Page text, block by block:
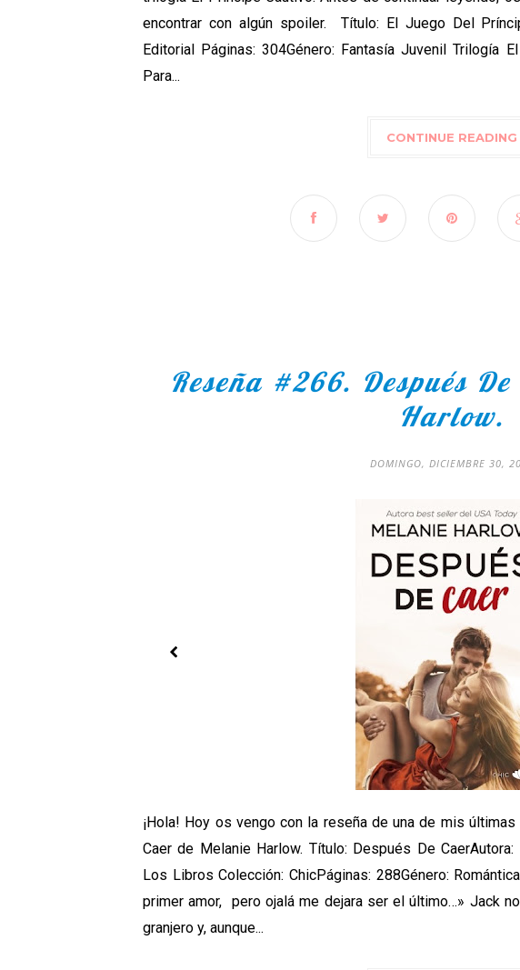
encontrar con algún spoiler. Título: El Juego Del
Editorial Páginas: 304Género: Fantasía Juvenil Trilogía
Para...
CONTINUE READING
Reseña #266. Después
Harlow.
DOMINGO, DICIEMBRE 30,
¡Hola! Hoy os vengo con la reseña de una de mis
Caer de Melanie Harlow. Título: Después De
Los Libros Colección: ChicPáginas: 288Género:
primer amor, pero ojalá me dejara ser el último…» Jack
granjero y, aunque...